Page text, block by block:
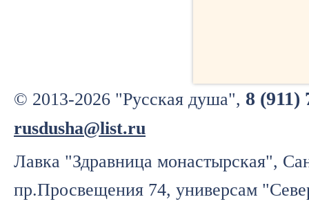
© 2013-2026 "Русская душа", 8 (911)
rusdusha@list.ru
Лавка "Здравница монастырская",
пр.Просвещения 74, универсам